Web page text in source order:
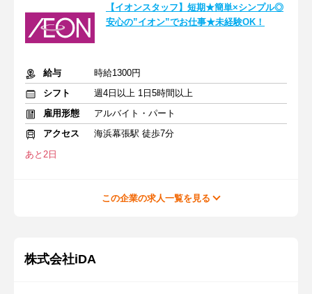
【イオンスタッフ】短期★簡単×シンプル◎
安心の”イオン”でお仕事★未経験OK！
給与
時給1300円
シフト
週4日以上 1日5時間以上
雇用形態
アルバイト・パート
アクセス
海浜幕張駅 徒歩7分
あと2日
この企業の求人一覧を見る
株式会社iDA